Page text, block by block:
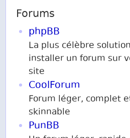
Forums
phpBB
La plus célèbre
installer un forum sur
site
CoolForum
Forum léger, complet
skinnable
PunBB